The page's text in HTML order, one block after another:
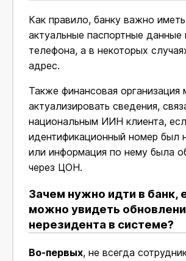
Как правило, банку важно
актуальные паспортные данные
телефона, а в некоторых
адрес.
Также финансовая организация
актуализировать сведения,
национальным ИИН клиента,
идентификационный номер был
или информация по нему была
через ЦОН.
Зачем нужно идти в банк,
можно увидеть
нерезидента в системе?
Во-первых, не всегда